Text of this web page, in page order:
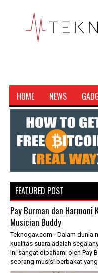
HOME NEWS
FEATURED POST
Pay Burman dan Harmoni
Musician Buddy
Teknogav.com - Dalam dunia
kualitas suara adalah
ini sangat dipahami oleh Pay
seorang musisi berbakat yang